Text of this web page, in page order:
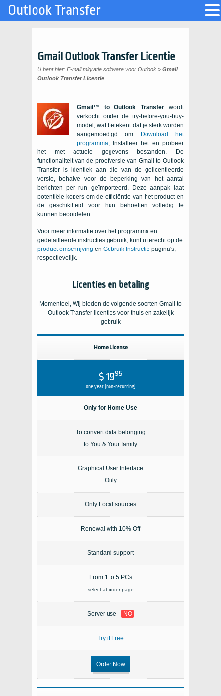
Gmail Outlook Transfer Licentie
U bent hier: E-mail migratie software voor Outlook » Gmail
Outlook Transfer Licentie
Gmail™ to Outlook Transferwordt
verkocht onder de try-before-you-buy-
model, wat betekent dat je sterk worden
aangemoedigd om
Download het
programma, Installeer het en probeer
het met actuele gegevens bestanden. De
functionaliteit van de proefversie van Gmail to Outlook
Transfer is identiek aan die van de gelicentieerde
versie, behalve voor de beperking van het aantal
berichten per run geïmporteerd. Deze aanpak laat
potentiële kopers om de efficiëntie van het product en
de geschiktheid voor hun behoeften volledig te
kunnen beoordelen.
Voor meer informatie over het programma en
gedetailleerde instructies gebruik, kunt u terecht op de
product omschrijving en Gebruik Instructie pagina's,
respectievelijk.
Licenties en betaling
Momenteel, Wij bieden de volgende soorten Gmail to
Outlook Transferlicenties voor thuis en zakelijk
gebruik
Home License
$ 1995
one year (non-recurring)
Only for Home Use
To convert data belonging
to You & Your family
Graphical User Interface
Only
Only Local sources
Renewal with 10% Off
Standard support
From 1 to 5 PCs
select at order page
Server use - NO
Try it Free
Order Now
Outlook Transfer